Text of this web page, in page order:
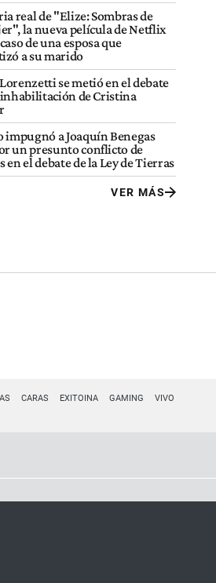
real de "Elize: Sombras de
la nueva película de Netflix
de una esposa que
a su marido
se metió en el debate
de Cristina
a Joaquín Benegas
un presunto conflicto de
en el debate de la Ley de Tierras
VER MÁS
CARAS EXITOINA GAMING VIVO